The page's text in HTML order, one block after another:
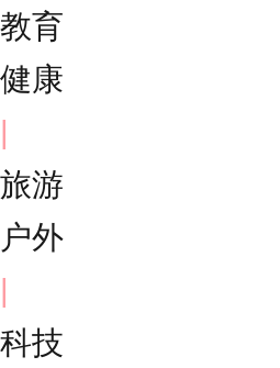
教育
健康
|
旅游
户外
|
科技